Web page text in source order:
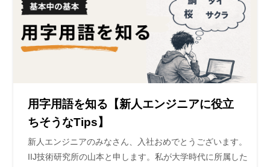
用字用語を知る【新人エンジニアに役立
ちそうなTips】
新人エンジニアのみなさん、入社おめでとうございます。
IIJ技術研究所の山本と申します。私が大学時代に所属した